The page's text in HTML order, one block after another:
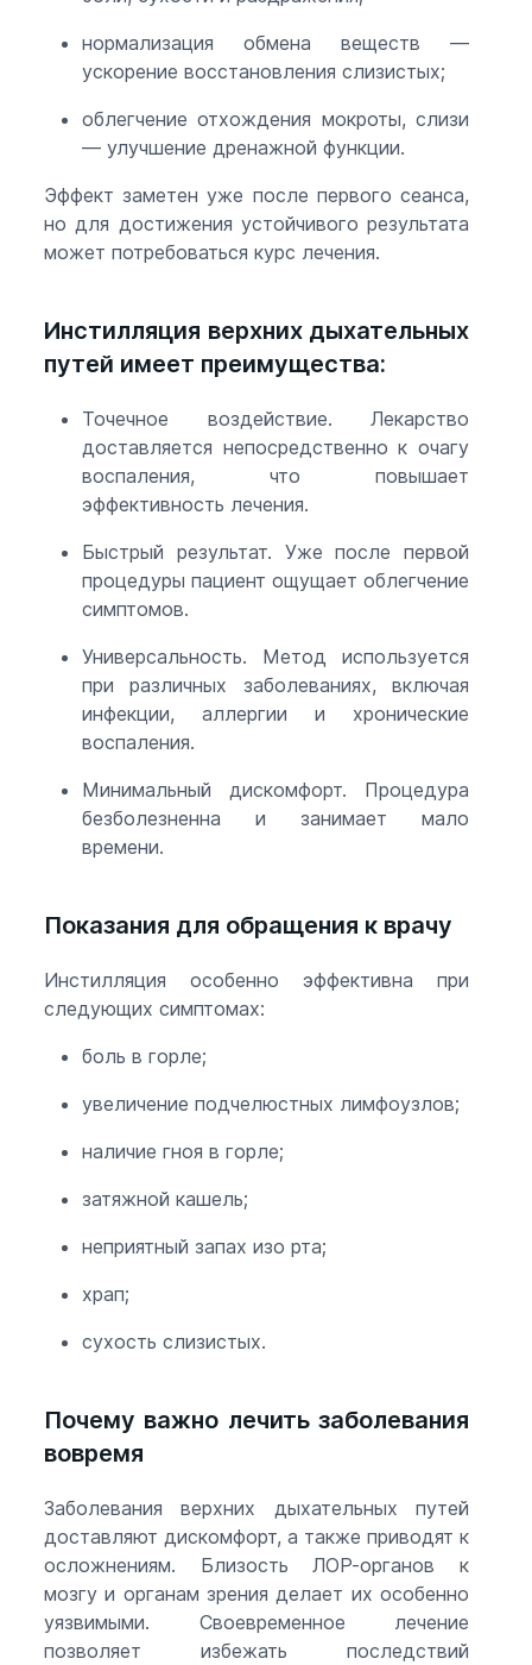
нормализация обмена веществ —
ускорение восстановления слизистых;
облегчение отхождения мокроты, слизи
— улучшение дренажной функции.
Эффект заметен уже после первого сеанса,
но для достижения устойчивого результата
может потребоваться курс лечения.
Инстилляция верхних дыхательных
путей имеет преимущества:
Точечное воздействие. Лекарство
доставляется непосредственно к очагу
воспаления, что повышает
эффективность лечения.
Быстрый результат. Уже после первой
процедуры пациент ощущает облегчение
симптомов.
Универсальность. Метод используется
при различных заболеваниях, включая
инфекции, аллергии и хронические
воспаления.
Минимальный дискомфорт. Процедура
безболезненна и занимает мало
времени.
Показания для обращения к врачу
Инстилляция особенно эффективна при
следующих симптомах:
боль в горле;
увеличение подчелюстных лимфоузлов;
наличие гноя в горле;
затяжной кашель;
неприятный запах изо рта;
храп;
сухость слизистых.
Почему важно лечить заболевания
вовремя
Заболевания верхних дыхательных путей
доставляют дискомфорт, а также приводят к
осложнениям. Близость ЛОР-органов к
мозгу и органам зрения делает их особенно
уязвимыми. Своевременное лечение
позволяет избежать последствий